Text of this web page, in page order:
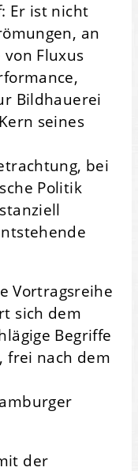
Er ist nicht
an
Fluxus
Bildhauerei
seines
bei
Politik
Vortragsreihe
sich dem
Begriffe
frei nach dem
der